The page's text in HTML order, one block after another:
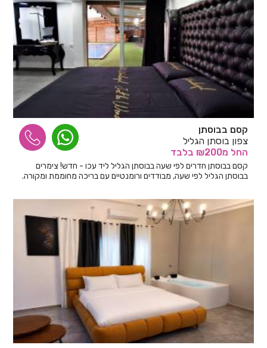
קסם בבוסתן
צפון בוסתן הגליל
החל מ₪200 בלבד
קסם בבוסתן חדרים לפי שעה בבוסתן הגליל ליד עכו - חדש! צימרים
בבוסתן הגליל לפי שעה, מבודדים ורומנטיים עם בריכה מחוממת ומקורה.